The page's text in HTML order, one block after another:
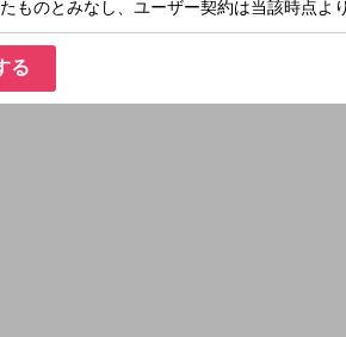
す！
県の職員の方や、関係者が出演して、福島県のさま
る